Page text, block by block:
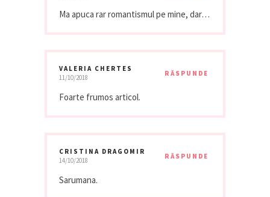
Ma apuca rar romantismul pe mine, dar…
VALERIA CHERTES
11/10/2018
RĂSPUNDE
Foarte frumos articol.
CRISTINA DRAGOMIR
14/10/2018
RĂSPUNDE
Sarumana.